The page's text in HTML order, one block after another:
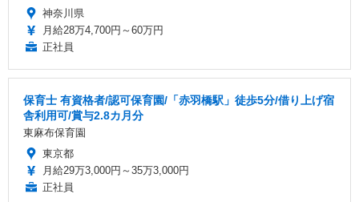
神奈川県
月給28万4,700円～60万円
正社員
保育士 有資格者/認可保育園/「赤羽橋駅」徒歩5分/借り上げ宿
舎利用可/賞与2.8カ月分
東麻布保育園
東京都
月給29万3,000円～35万3,000円
正社員